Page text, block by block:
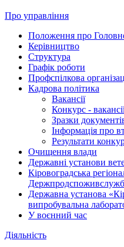
Про управління
Положення про
Керівництво
Структура
Графік роботи
Профспілкова
Кадрова політика
Вакансії
Конкурс -
Зразки
Інформація про
Результати
Очищення влади
Державні установи
Кіровоградська
Державна установа
випробувальна
У воєнний час
Діяльність